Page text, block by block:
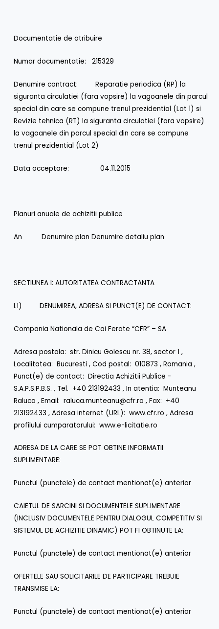
Documentatie de atribuire
Numar documentatie: 215329
Denumire contract: Reparatie periodica (RP) la
siguranta circulatiei (fara vopsire) la vagoanele din parcul
special din care se compune trenul prezidential (Lot 1) si
Revizie tehnica (RT) la siguranta circulatiei (fara vopsire)
la vagoanele din parcul special din care se compune
trenul prezidential (Lot 2)
Data acceptare: 04.11.2015
Planuri anuale de achizitii publice
An Denumire plan Denumire detaliu plan
SECTIUNEA I: AUTORITATEA CONTRACTANTA
I.1) DENUMIREA, ADRESA SI PUNCT(E) DE CONTACT:
Compania Nationala de Cai Ferate “CFR” – SA
Adresa postala: str. Dinicu Golescu nr. 38, sector 1 ,
Localitatea: Bucuresti , Cod postal: 010873 , Romania ,
Punct(e) de contact: Directia Achizitii Publice -
S.A.P.S.P.B.S. , Tel. +40 213192433 , In atentia: Munteanu
Raluca , Email: raluca.munteanu@cfr.ro , Fax: +40
213192433 , Adresa internet (URL): www.cfr.ro , Adresa
profilului cumparatorului: www.e-licitatie.ro
ADRESA DE LA CARE SE POT OBTINE INFORMATII
SUPLIMENTARE:
Punctul (punctele) de contact mentionat(e) anterior
CAIETUL DE SARCINI SI DOCUMENTELE SUPLIMENTARE
(INCLUSIV DOCUMENTELE PENTRU DIALOGUL COMPETITIV SI
SISTEMUL DE ACHIZITIE DINAMIC) POT FI OBTINUTE LA:
Punctul (punctele) de contact mentionat(e) anterior
OFERTELE SAU SOLICITARILE DE PARTICIPARE TREBUIE
TRANSMISE LA:
Punctul (punctele) de contact mentionat(e) anterior